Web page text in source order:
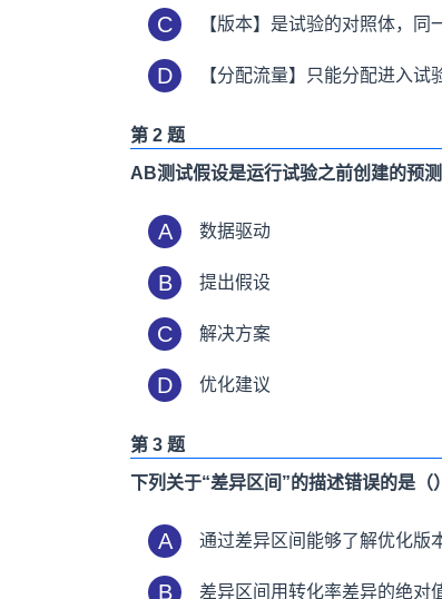
C 【版本】是试验的对照体，
D 【分配流量】只能分配进入试
第 2 题
AB测试假设是运行试验之前创建的预
A 数据驱动
B 提出假设
C 解决方案
D 优化建议
第 3 题
下列关于“差异区间”的描述错误的是（
A 通过差异区间能够了解优化版
B 差异区间用转化率差异的绝对